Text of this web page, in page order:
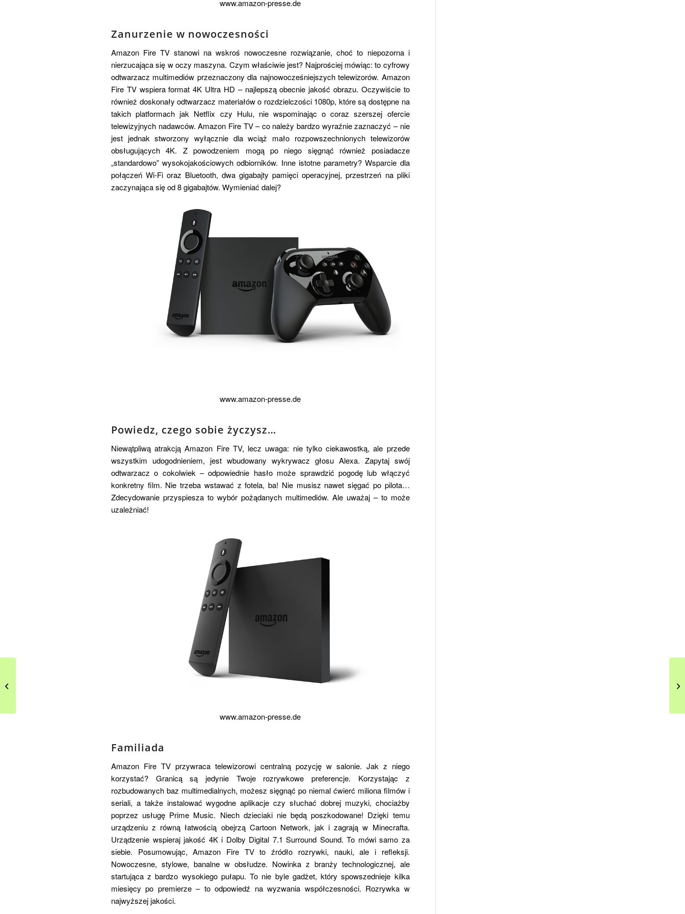
www.amazon-presse.de
Zanurzenie w nowoczesności
Amazon Fire TV stanowi na wskroś nowoczesne rozwiązanie, choć to niepozorna i
nierzucająca się w oczy maszyna. Czym właściwie jest? Najprościej mówiąc: to cyfrowy
odtwarzacz multimediów przeznaczony dla najnowocześniejszych telewizorów. Amazon
Fire TV wspiera format 4K Ultra HD – najlepszą obecnie jakość obrazu. Oczywiście to
również doskonały odtwarzacz materiałów o rozdzielczości 1080p, które są dostępne na
takich platformach jak Netflix czy Hulu, nie wspominając o coraz szerszej ofercie
telewizyjnych nadawców. Amazon Fire TV – co należy bardzo wyraźnie zaznaczyć – nie
jest jednak stworzony wyłącznie dla wciąż mało rozpowszechnionych telewizorów
obsługujących 4K. Z powodzeniem mogą po niego sięgnąć również posiadacze
„standardowo” wysokojakościowych odbiorników. Inne istotne parametry? Wsparcie dla
połączeń Wi-Fi oraz Bluetooth, dwa gigabajty pamięci operacyjnej, przestrzeń na pliki
zaczynająca się od 8 gigabajtów. Wymieniać dalej?
www.amazon-presse.de
Powiedz, czego sobie życzysz…
Niewątpliwą atrakcją Amazon Fire TV, lecz uwaga: nie tylko ciekawostką, ale przede
wszystkim udogodnieniem, jest wbudowany wykrywacz głosu Alexa. Zapytaj swój
odtwarzacz o cokolwiek – odpowiednie hasło może sprawdzić pogodę lub włączyć
konkretny film. Nie trzeba wstawać z fotela, ba! Nie musisz nawet sięgać po pilota…
Zdecydowanie przyspiesza to wybór pożądanych multimediów. Ale uważaj – to może
uzależniać!
www.amazon-presse.de
Familiada
Amazon Fire TV przywraca telewizorowi centralną pozycję w salonie. Jak z niego
korzystać? Granicą są jedynie Twoje rozrywkowe preferencje. Korzystając z
rozbudowanych baz multimedialnych, możesz sięgnąć po niemal ćwierć miliona filmów i
seriali, a także instalować wygodne aplikacje czy słuchać dobrej muzyki, chociażby
poprzez usługę Prime Music. Niech dzieciaki nie będą poszkodowane! Dzięki temu
urządzeniu z równą łatwością obejrzą Cartoon Network, jak i zagrają w Minecrafta.
Urządzenie wspieraj jakość 4K i Dolby Digital 7.1 Surround Sound. To mówi samo za
siebie. Posumowując, Amazon Fire TV to źródło rozrywki, nauki, ale i refleksji.
Nowoczesne, stylowe, banalne w obsłudze. Nowinka z branży technologicznej, ale
startująca z bardzo wysokiego pułapu. To nie byle gadżet, który spowszednieje kilka
miesięcy po premierze – to odpowiedź na wyzwania współczesności. Rozrywka w
najwyższej jakości.